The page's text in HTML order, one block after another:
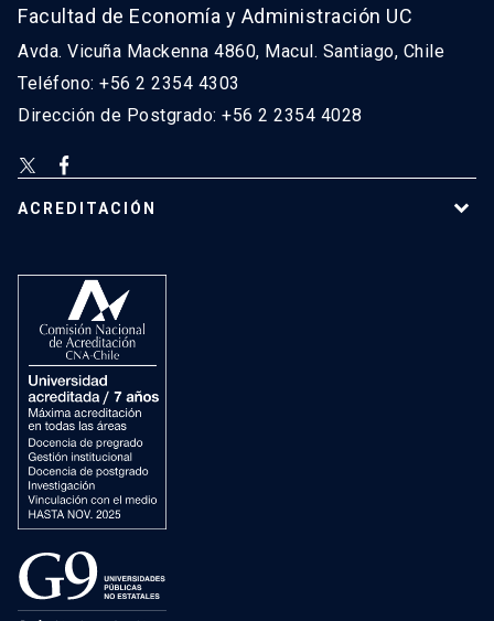
Facultad de Economía y Administración UC
Avda. Vicuña Mackenna 4860, Macul. Santiago, Chile
Teléfono: +56 2 2354 4303
Dirección de Postgrado: +56 2 2354 4028
ACREDITACIÓN